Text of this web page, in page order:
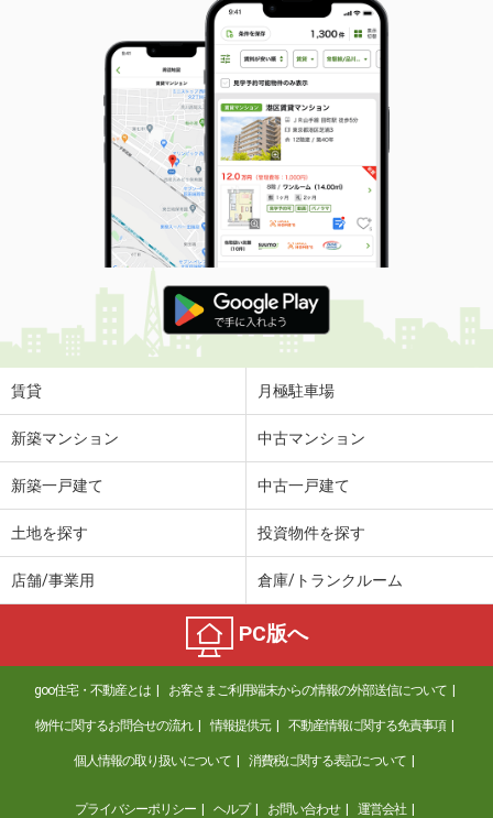
賃貸 月極駐車場
新築マンション 中古マンション
新築一戸建て 中古一戸建て
土地を探す 投資物件を探す
店舗/事業用 倉庫/トランクルーム
PC版へ
goo住宅・不動産とは お客さまご利用端末からの情報の外部送信について
物件に関するお問合せの流れ 情報提供元 不動産情報に関する免責事項
個人情報の取り扱いについて 消費税に関する表記について
プライバシーポリシー ヘルプ お問い合わせ 運営会社